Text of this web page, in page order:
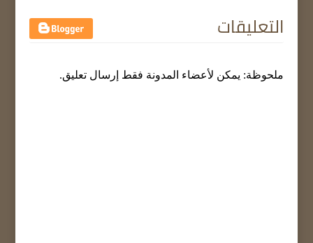
التعليقات
ملحوظة: يمكن لأعضاء المدونة فقط إرسال تعليق.